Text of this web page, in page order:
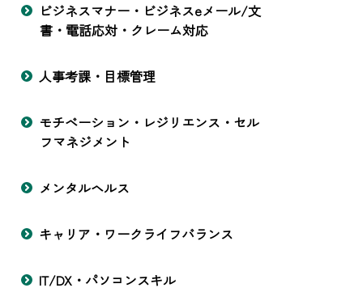
ビジネスマナー・ビジネスeメール/文
書・電話応対・クレーム対応
人事考課・目標管理
モチベーション・レジリエンス・セル
フマネジメント
メンタルヘルス
キャリア・ワークライフバランス
IT/DX・パソコンスキル